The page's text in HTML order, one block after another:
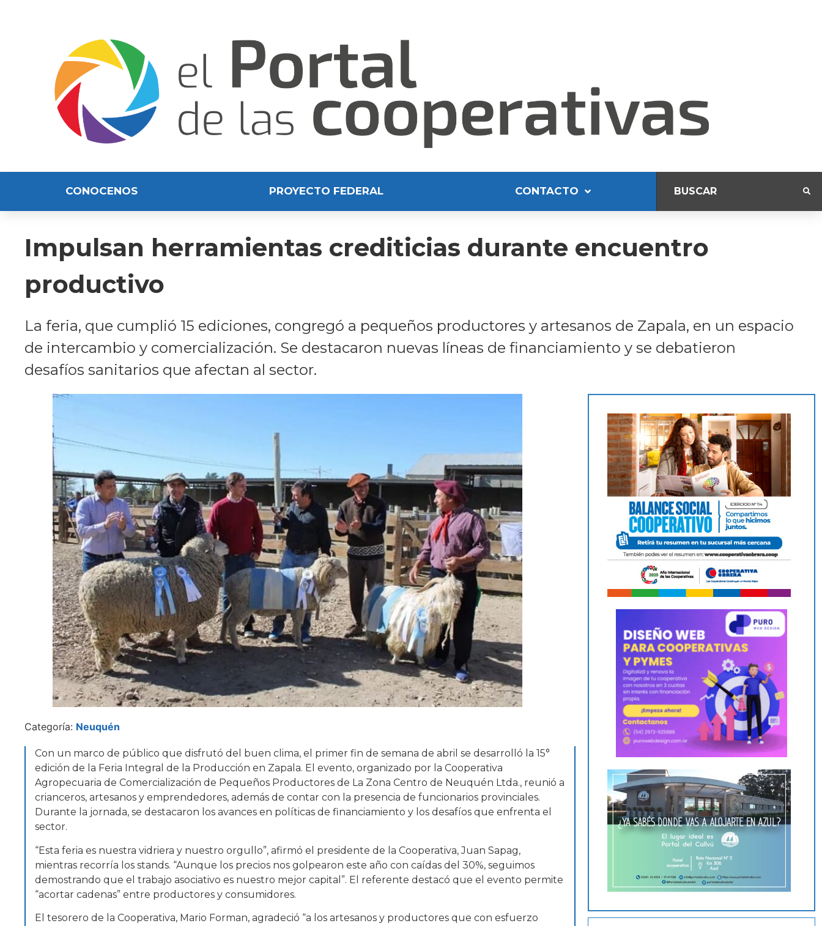
CONOCENOS PROYECTO FEDERAL CONTACTO
Impulsan herramientas crediticias durante encuentro
productivo
La feria, que cumplió 15 ediciones, congregó a pequeños productores y artesanos de Zapala, en un espacio
de intercambio y comercialización. Se destacaron nuevas líneas de financiamiento y se debatieron
desafíos sanitarios que afectan al sector.
Categoría: Neuquén
Con un marco de público que disfrutó del buen clima, el primer fin de semana de abril se desarrolló la 15°
edición de la Feria Integral de la Producción en Zapala. El evento, organizado por la Cooperativa
Agropecuaria de Comercialización de Pequeños Productores de La Zona Centro de Neuquén Ltda., reunió a
crianceros, artesanos y emprendedores, además de contar con la presencia de funcionarios provinciales.
Durante la jornada, se destacaron los avances en políticas de financiamiento y los desafíos que enfrenta el
sector.
“Esta feria es nuestra vidriera y nuestro orgullo”, afirmó el presidente de la Cooperativa, Juan Sapag,
mientras recorría los stands. “Aunque los precios nos golpearon este año con caídas del 30%, seguimos
demostrando que el trabajo asociativo es nuestro mejor capital”. El referente destacó que el evento permite
“acortar cadenas” entre productores y consumidores.
El tesorero de la Cooperativa, Mario Forman, agradeció “a los artesanos y productores que con esfuerzo